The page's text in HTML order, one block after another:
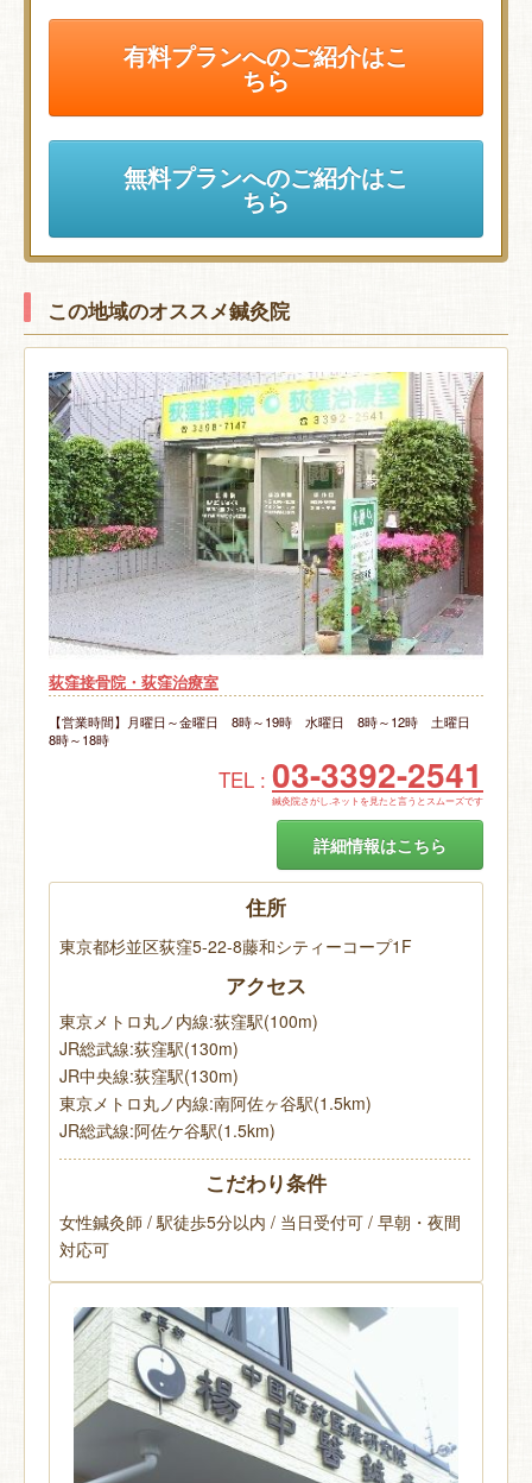
有料プランへのご紹介はこ
ちら
無料プランへのご紹介はこ
ちら
この地域のオススメ鍼灸院
荻窪接骨院・荻窪治療室
【営業時間】月曜日～金曜日 8時～19時 水曜日 8時～12時 土曜日
8時～18時
TEL : 03-3392-2541
鍼灸院さがし.ネットを見たと言うとスムーズです
詳細情報はこちら
住所
東京都杉並区荻窪5-22-8藤和シティーコープ1F
アクセス
東京メトロ丸ノ内線:荻窪駅(100m)
JR総武線:荻窪駅(130m)
JR中央線:荻窪駅(130m)
東京メトロ丸ノ内線:南阿佐ヶ谷駅(1.5km)
JR総武線:阿佐ケ谷駅(1.5km)
こだわり条件
女性鍼灸師 / 駅徒歩5分以内 / 当日受付可 / 早朝・夜間
対応可